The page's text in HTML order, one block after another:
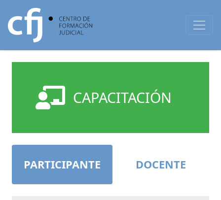
CAPACITACIÓN
PARTICIPANTE DOCENTE